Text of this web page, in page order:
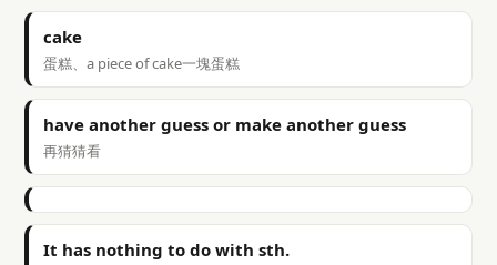
cake
蛋糕、a piece of cake一塊蛋糕
have another guess or make another guess
再猜猜看
It has nothing to do with sth.